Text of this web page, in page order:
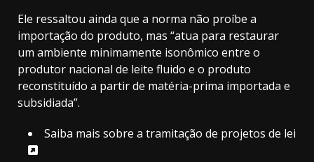
Ele ressaltou ainda que a norma não proíbe a
importação do produto, mas “atua para restaurar
um ambiente minimamente isonômico entre o
produtor nacional de leite fluido e o produto
reconstituído a partir de matéria-prima importada e
subsidiada”.
Saiba mais sobre a tramitação de projetos de lei